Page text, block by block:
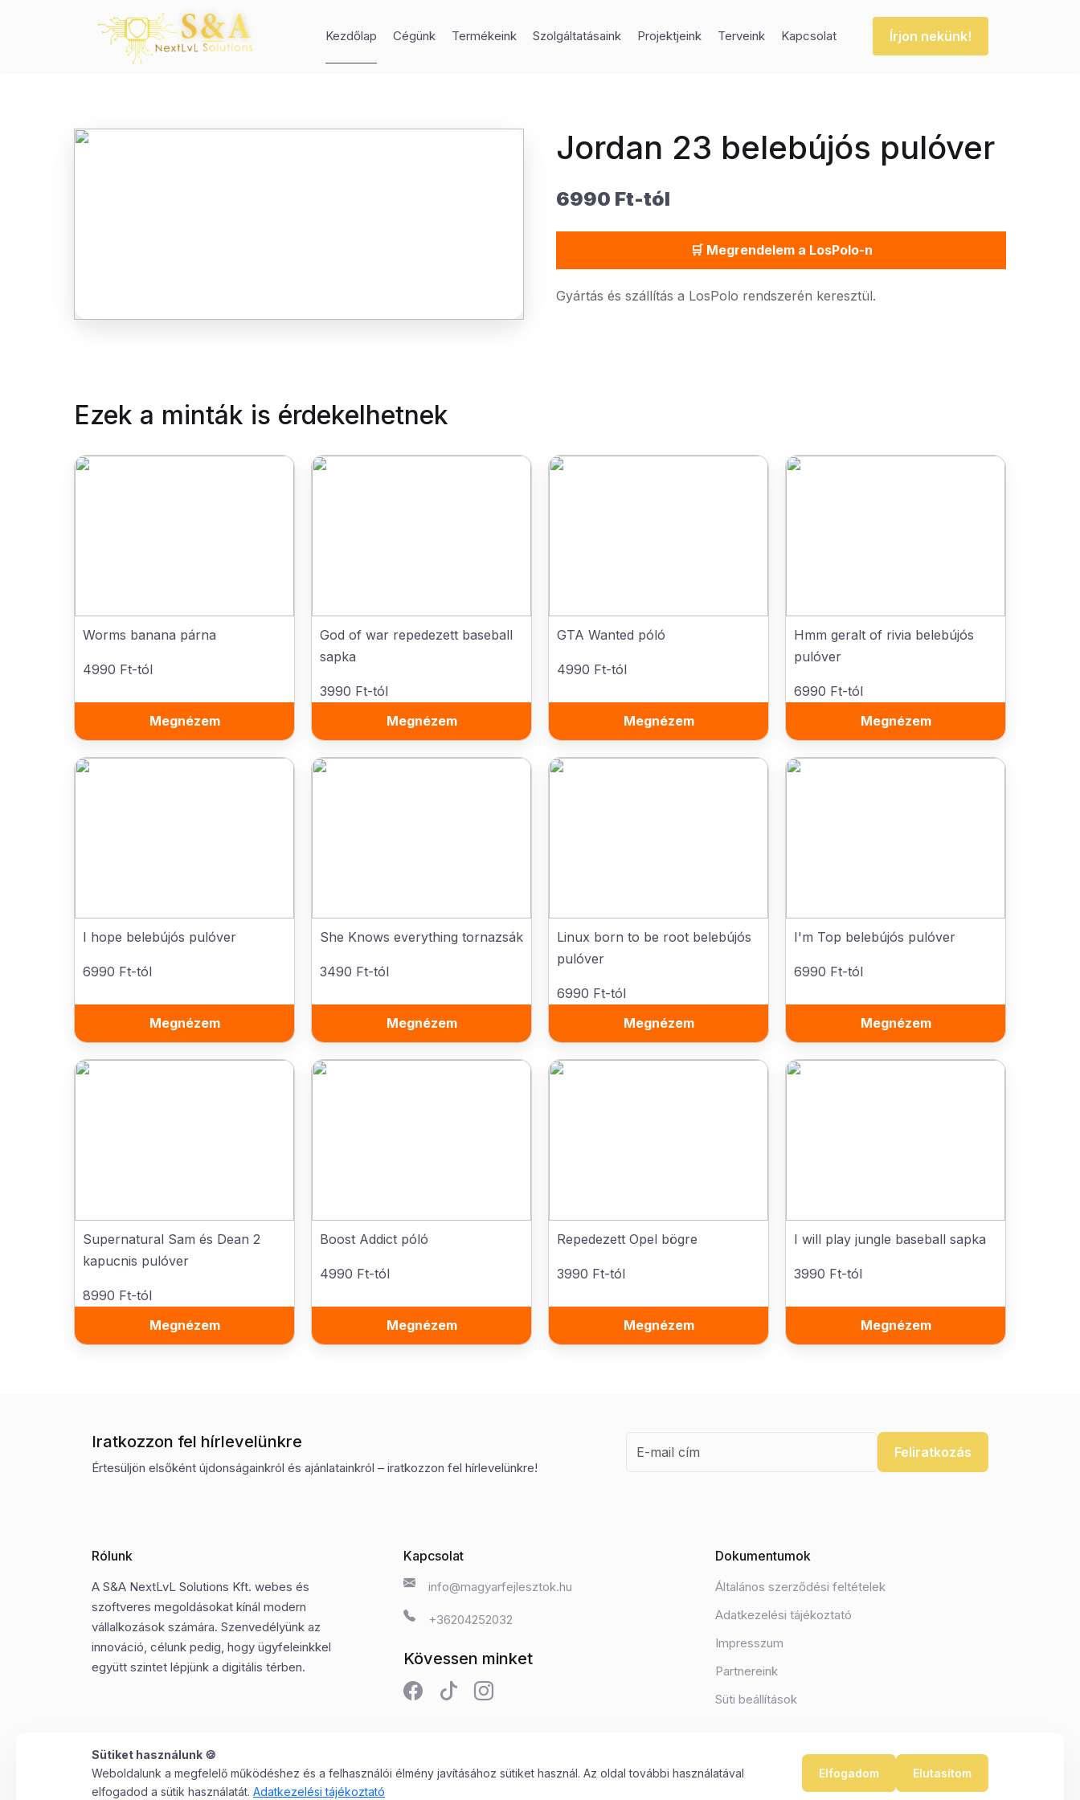
Kezdőlap Cégünk Termékeink Szolgáltatásaink Projektjeink Terveink Kapcsolat Írjon nekünk!
Jordan 23 belebújós pulóver
6990 Ft-tól
🛒 Megrendelem a LosPolo-n
Gyártás és szállítás a LosPolo rendszerén keresztül.
Ezek a minták is érdekelhetnek
Worms banana párna
4990 Ft-tól
Megnézem
God of war repedezett baseball
sapka
3990 Ft-tól
Megnézem
GTA Wanted póló
4990 Ft-tól
Megnézem
Hmm geralt of rivia belebújós
pulóver
6990 Ft-tól
Megnézem
I hope belebújós pulóver
6990 Ft-tól
Megnézem
She Knows everything tornazsák
3490 Ft-tól
Megnézem
Linux born to be root belebújós
pulóver
6990 Ft-tól
Megnézem
I'm Top belebújós pulóver
6990 Ft-tól
Megnézem
Supernatural Sam és Dean 2
kapucnis pulóver
8990 Ft-tól
Megnézem
Boost Addict póló
4990 Ft-tól
Megnézem
Repedezett Opel bögre
3990 Ft-tól
Megnézem
I will play jungle baseball sapka
3990 Ft-tól
Megnézem
Iratkozzon fel hírlevelünkre
Értesüljön elsőként újdonságainkról és ajánlatainkról – iratkozzon fel hírlevelünkre!
Feliratkozás
Rólunk
A S&A NextLvL Solutions Kft. webes és
szoftveres megoldásokat kínál modern
vállalkozások számára. Szenvedélyünk az
innováció, célunk pedig, hogy ügyfeleinkkel
együtt szintet lépjünk a digitális térben.
Kapcsolat
info@magyarfejlesztok.hu
+36204252032
Kövessen minket
Dokumentumok
Általános szerződési feltételek
Adatkezelési tájékoztató
Impresszum
Partnereink
Süti beállítások
©2025 Minden jog fenntartva. S&A NextLvL Solutions Kft.
Sütiket használunk 🍪
Weboldalunk a megfelelő működéshez és a felhasználói élmény javításához sütiket használ. Az oldal további használatával
elfogadod a sütik használatát. Adatkezelési tájékoztató
Elfogadom Elutasítom